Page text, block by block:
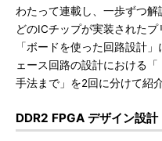
わたって連載し、一歩ずつ
どのICチップが実装された
「ボードを使った回路設計
ェース回路の設計における
手法まで」を2回に分けて紹
DDR2 FPGA デザイン設計